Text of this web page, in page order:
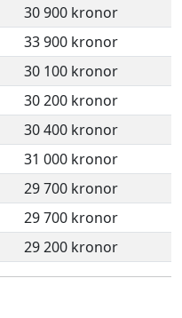
30 900 kronor
33 900 kronor
30 100 kronor
30 200 kronor
30 400 kronor
31 000 kronor
29 700 kronor
29 700 kronor
29 200 kronor